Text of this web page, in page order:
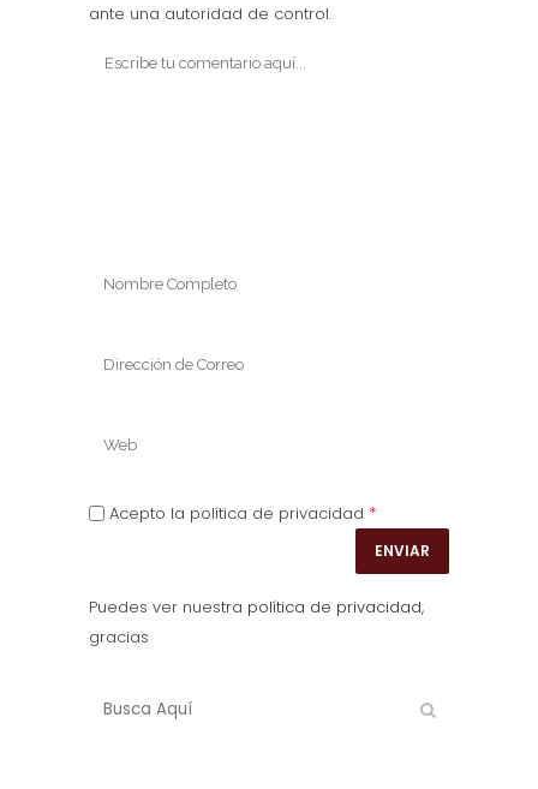
ante una autoridad de control.
Acepto la política de privacidad *
Puedes ver nuestra política de privacidad,
gracias